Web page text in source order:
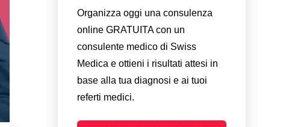
Organizza oggi una consulenza
online GRATUITA con un
consulente medico di Swiss
Medica e ottieni i risultati attesi in
base alla tua diagnosi e ai tuoi
referti medici.